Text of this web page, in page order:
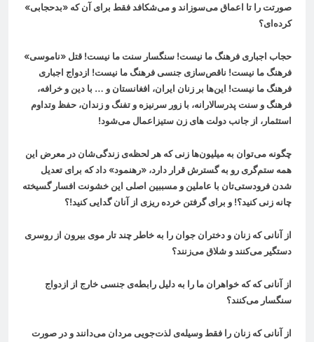
صورتت را تا اعماق می‌سوزاند و می‌شكافد فقط برای آن كه «بدحجابی»
كرده‌ای؟
حجاب اجباری فرهنگ ما نیست! سنگسار سنت ما نیست! قتل «ناموسی»
فرهنگ ما نیست! ناقص‌سازی جنسی فرهنگ ما نیست! ازدواج اجباری
فرهنگ ما نیست! این‌ها بر زنان ایران، افغانستان و … با دین و خرافه،
فرهنگ و سنت پدرسالارانه، با زور سرنیزه و تفنگ و زندان، حفظ وتداوم
استثمار، از جانب دولت های زن ستیزاعمال می‌شود!
چگونه می‌توان به میلیون‌ها زنی که هر لحظه‌ی زندگی‌شان در معرض این
همه ستم‌گری رو به گسترش قرار دارد، «رهنمود» داد که برای تعدیل
شدن فرودستی‌تان با عاملین و مسببین اصلی این خشونت افسار گسیخته
چانه زنی کنید؟! و برای گرفتن خرده ریزی از آنان گدایی کنید!؟
از آنانی که زنان و دختران جوان را به خاطر چند تار موی بیرون از روسری
دستگیر می‌کنند و شلاق می‌زنند؟
از آنانی که که خواهران ما را به دلیل رابطه‌ی جنسی خارج از ازدواج
سنگسار می‌کنند؟
از آنانی که زنان را فقط وسیله‌ی لذت‌جویی مردان می‌دانند و در صورت